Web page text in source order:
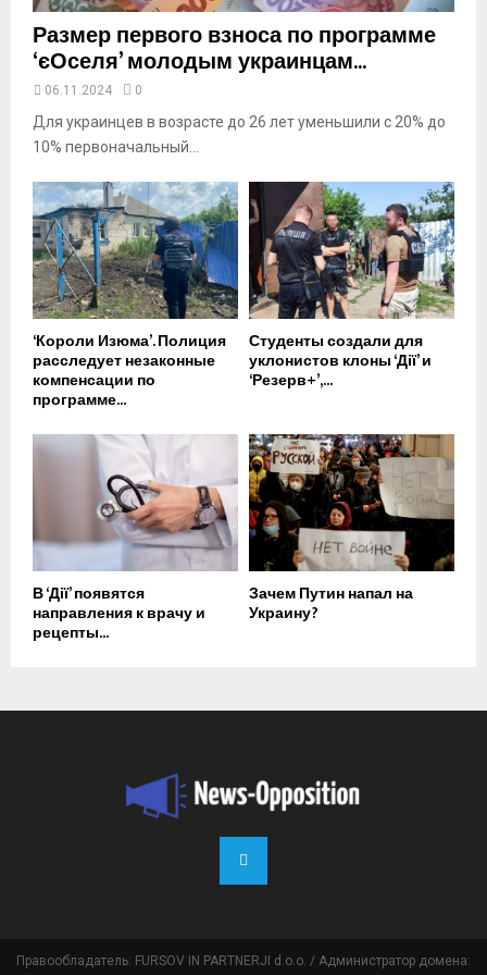
Размер первого взноса по программе
‘єОселя’ молодым украинцам...
06.11.2024 0
Для украинцев в возрасте до 26 лет уменьшили с 20% до
10% первоначальный...
‘Короли Изюма’. Полиция
расследует незаконные
компенсации по
программе...
Студенты создали для
уклонистов клоны ‘Дії’ и
‘Резерв+’,...
В ‘Дії’ появятся
направления к врачу и
рецепты...
Зачем Путин напал на
Украину?
Правообладатель: FURSOV IN PARTNERJI d.o.o. / Администратор домена: